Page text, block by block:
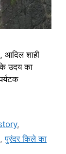
शाही
के उदय का
,
,पुरंदर किले का